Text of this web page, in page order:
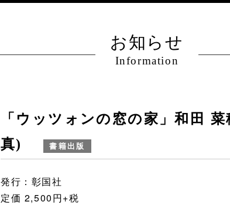
お知らせ
Information
「ウッツォンの窓の家」和田
真)
書籍出版
発行：彰国社
定価 2,500円+税